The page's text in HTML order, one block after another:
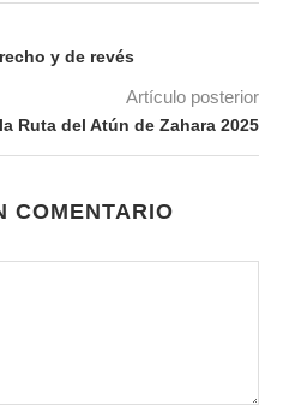
y de revés
Artículo posterior
Ruta del Atún de Zahara 2025
COMENTARIO